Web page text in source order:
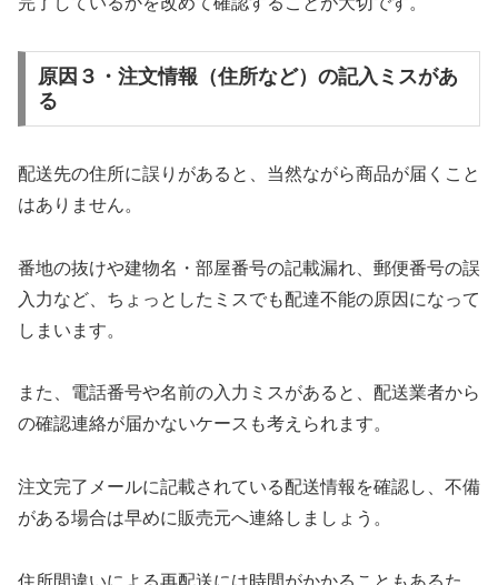
原因３・注文情報（住所など）の記入ミスがあ
る
配送先の住所に誤りがあると、当然ながら商品が届くこと
はありません。
番地の抜けや建物名・部屋番号の記載漏れ、郵便番号の誤
入力など、ちょっとしたミスでも配達不能の原因になって
しまいます。
また、電話番号や名前の入力ミスがあると、配送業者から
の確認連絡が届かないケースも考えられます。
注文完了メールに記載されている配送情報を確認し、不備
がある場合は早めに販売元へ連絡しましょう。
住所間違いによる再配送には時間がかかることもあるた